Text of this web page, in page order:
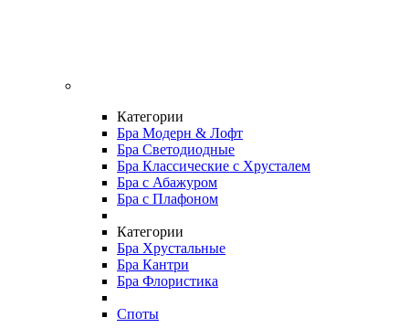
Категории
Бра Модерн & Лофт
Бра Светодиодные
Бра Классические с Хрусталем
Бра с Абажуром
Бра с Плафоном
Категории
Бра Хрустальные
Бра Кантри
Бра Флористика
Споты